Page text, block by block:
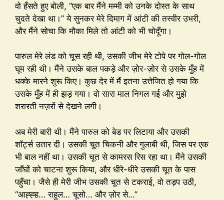
वो हँसते हुए बोली, “एक बार मैंने मम्मी को उनके दोस्त के साथ
चुदते देखा था।” ये सुनकर मेरे दिमाग में आंटी की तस्वीर उभरी,
और मैंने सोचा कि मौका मिले तो आंटी को भी चोदूँगा।
पारुल मेरे लंड को चूस रही थी, उसकी जीभ मेरे टोपे पर गोल-गोल
घूम रही थी। मैंने उसके बाल पकड़े और ज़ोर-ज़ोर से उसके मुँह में
धक्के मारने शुरू किए। कुछ देर में मैं इतना उत्तेजित हो गया कि
उसके मुँह में ही झड़ गया। वो सारा माल निगल गई और मुझे
शरारती नज़रों से देखने लगी।
अब मेरी बारी थी। मैंने पारुल को बेड पर लिटाया और उसकी
शॉर्ट्स उतार दी। उसकी चूत चिकनी और गुलाबी थी, जिस पर एक
भी बाल नहीं था। उसकी चूत से कामरस रिस रहा था। मैंने उसकी
जाँघों को चाटना शुरू किया, और धीरे-धीरे उसकी चूत के पास
पहुँचा। जैसे ही मेरी जीभ उसकी चूत से टकराई, वो तड़प उठी,
“आह्ह्ह… राहुल… चूसो… और ज़ोर से…”